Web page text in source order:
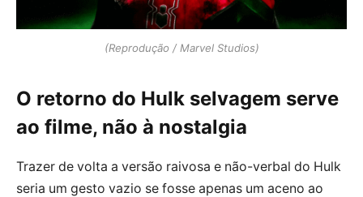
(Reprodução / Marvel Studios)
O retorno do Hulk selvagem serve
ao filme, não à nostalgia
Trazer de volta a versão raivosa e não-verbal do Hulk
seria um gesto vazio se fosse apenas um aceno ao